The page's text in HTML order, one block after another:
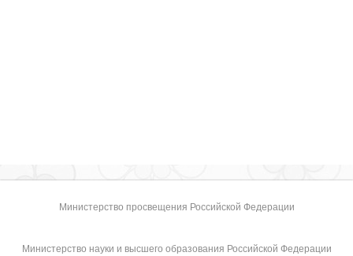
Министерство просвещения Российской Федерации
Министерство науки и высшего образования Российской Федерации